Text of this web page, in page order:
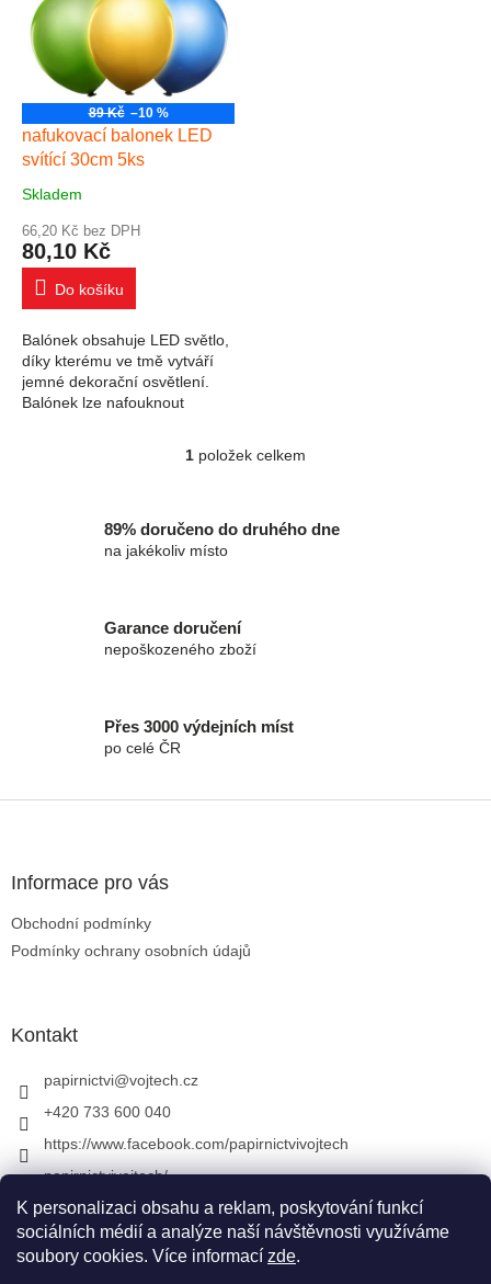
K personalizaci obsahu a reklam, poskytování funkcí
sociálních médií a analýze naší návštěvnosti využíváme
soubory cookies. Více informací zde.
89 Kč –10 %
nafukovací balonek LED
svítící 30cm 5ks
Průměrné hodnocení produktu je 5,0 z 5 hvězdiček.
Skladem
66,20 Kč bez DPH
80,10 Kč
Do košíku
Balónek obsahuje LED světlo,
díky kterému ve tmě vytváří
jemné dekorační osvětlení.
Balónek lze nafouknout
Ovládací prvky výpisu
1 položek celkem
89% doručeno do druhého dne
na jakékoliv místo
Garance doručení
nepoškozeného zboží
Přes 3000 výdejních míst
po celé ČR
Informace pro vás
Obchodní podmínky
Podmínky ochrany osobních údajů
Kontakt
papirnictvi@vojtech.cz
+420 733 600 040
https://www.facebook.com/papirnictvivojtech
papirnictvivojtech/
+420 733 600 040